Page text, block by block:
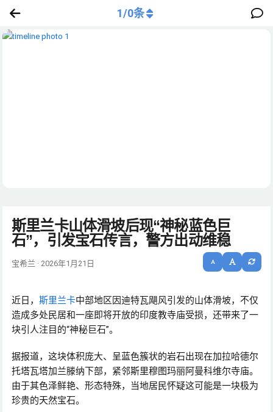
斯里兰卡山体滑坡后现“神秘蓝色巨
石”，引发宝石传言，警方出动维稳
宝希兰 · 2026年1月21日
近日， 斯里兰卡中部地区因迪特瓦飓风引发的山体滑坡，不仅
造成多处民居和一座即将开放的印度教寺庙受损，还带来了一
块引人注目的“神秘巨石”。
据报道，这块体积庞大、呈蓝色簇状的岩石出现在加拉哈德尔
托塔瓦塔加兰滕纳下部，紧邻斯里穆图玛丽阿曼科维尔寺庙。
由于其色泽鲜艳、形态特殊，当地居民怀疑这可能是一块极为
珍贵的天然宝石。
1/0条